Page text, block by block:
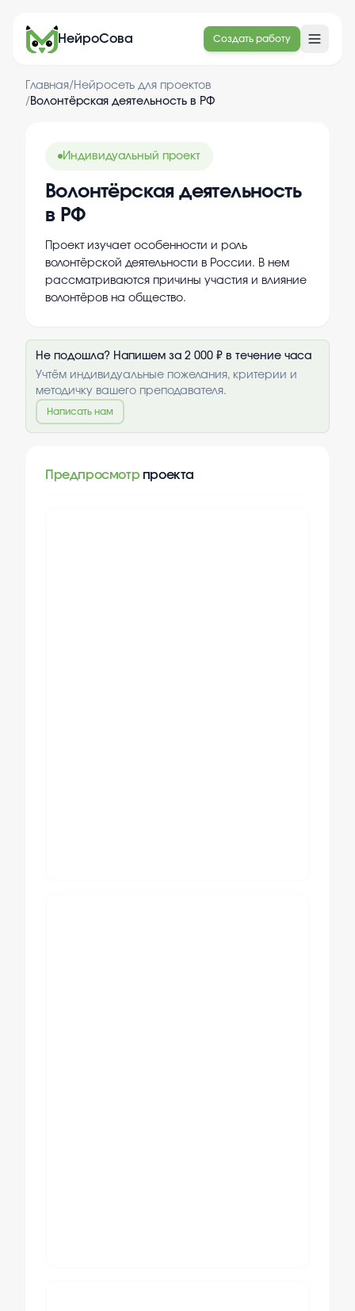
НейроСова Создать работу
Главная/ Нейросеть для проектов
/ Волонтёрская деятельность в РФ
Индивидуальный проект
Волонтёрская деятельность
в РФ
Проект изучает особенности и роль
волонтёрской деятельности в России. В нем
рассматриваются причины участия и влияние
волонтёров на общество.
Не подошла? Напишем за 2 000 ₽ в течение часа
Учтём индивидуальные пожелания, критерии и
методичку вашего преподавателя.
Написать нам
Предпросмотр проекта